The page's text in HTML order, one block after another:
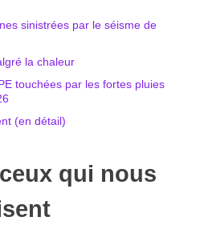
sinistrées par le séisme de
la chaleur
touchées par les fortes pluies
(en détail)
qui nous